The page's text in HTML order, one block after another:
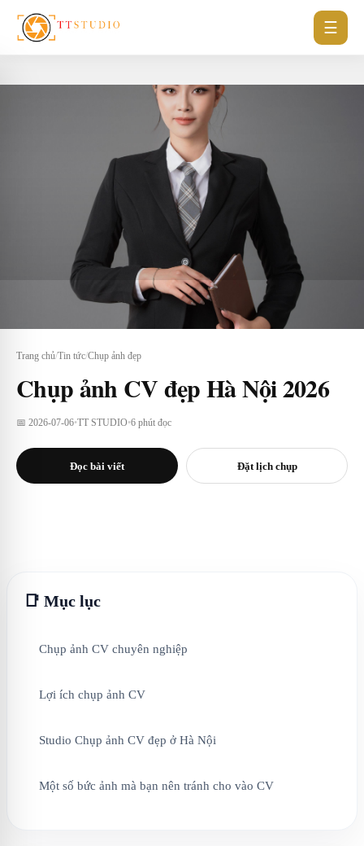
☰
Trang chủ/Tin tức/Chụp ảnh đẹp
Chụp ảnh CV đẹp Hà Nội 2026
📅 2026-07-06•TT STUDIO•6 phút đọc
Đọc bài viết Đặt lịch chụp
📑 Mục lục
Chụp ảnh CV chuyên nghiệp
Lợi ích chụp ảnh CV
Studio Chụp ảnh CV đẹp ở Hà Nội
Một số bức ảnh mà bạn nên tránh cho vào CV